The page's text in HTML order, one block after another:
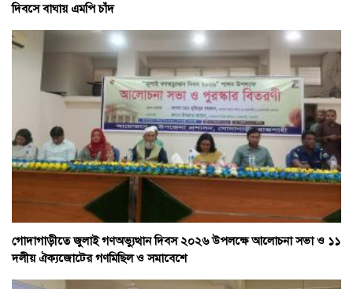
দিবসে বাঘায় এমপি চাঁদ
গোদাগাড়ীতে জুলাই গণঅভ্যুত্থান দিবস ২০২৬ উপলক্ষে আলোচনা সভা ও ১১
দলীয় ঐক্যজোটের গণমিছিল ও সমাবেশে